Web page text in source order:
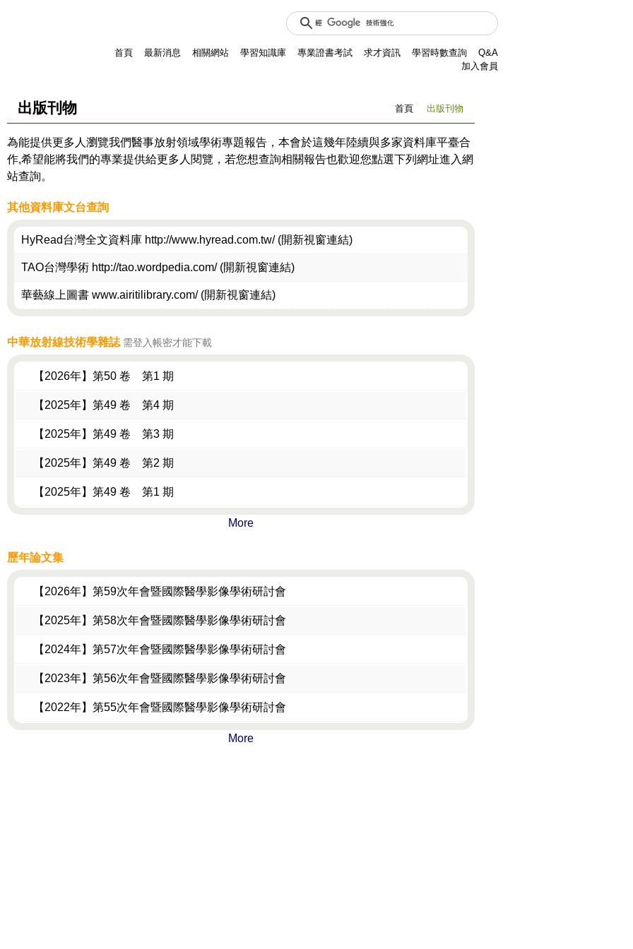
首頁 最新消息 相關網站 學習知識庫 專業證書考試 求才資訊 學習時數查詢
Q&A
加入會員
出版刊物 首頁 出版刊物
為能提供更多人瀏覽我們醫事放射領域學術專題報告，本會於這幾年陸續與多家資料庫平臺合
作,希望能將我們的專業提供給更多人閱覽，若您想查詢相關報告也歡迎您點選下列網址進入網
站查詢。
其他資料庫文台查詢
HyRead台灣全文資料庫 http://www.hyread.com.tw/(開新視窗連結)
TAO台灣學術 http://tao.wordpedia.com/(開新視窗連結)
華藝線上圖書 www.airitilibrary.com/(開新視窗連結)
中華放射線技術學雜誌 需登入帳密才能下載
【2026年】第50 卷 第1 期
【2025年】第49 卷 第4 期
【2025年】第49 卷 第3 期
【2025年】第49 卷 第2 期
【2025年】第49 卷 第1 期
More
歷年論文集
【2026年】第59次年會暨國際醫學影像學術研討會
【2025年】第58次年會暨國際醫學影像學術研討會
【2024年】第57次年會暨國際醫學影像學術研討會
【2023年】第56次年會暨國際醫學影像學術研討會
【2022年】第55次年會暨國際醫學影像學術研討會
More